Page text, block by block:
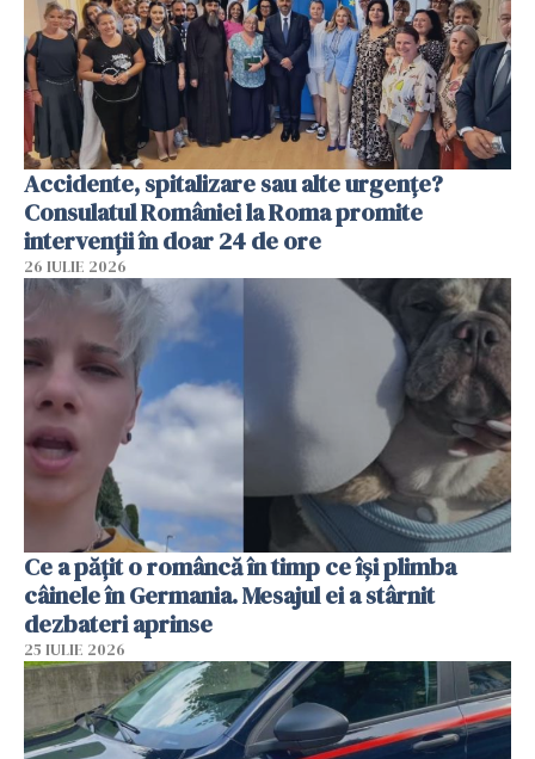
Accidente, spitalizare sau alte urgențe?
Consulatul României la Roma promite
intervenții în doar 24 de ore
26 IULIE 2026
Ce a pățit o româncă în timp ce își plimba
câinele în Germania. Mesajul ei a stârnit
dezbateri aprinse
25 IULIE 2026